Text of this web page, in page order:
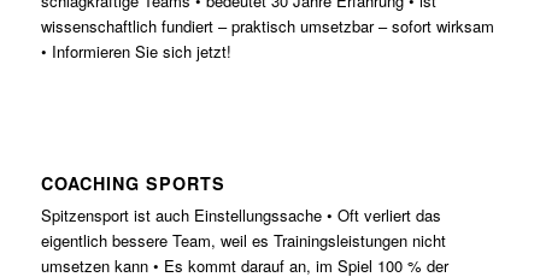
wissenschaftlich fundiert – praktisch umsetzbar – sofort wirksam
• Informieren Sie sich jetzt!
COACHING SPORTS
Spitzensport ist auch Einstellungssache • Oft verliert das
eigentlich bessere Team, weil es Trainingsleistungen nicht
umsetzen kann • Es kommt darauf an, im Spiel 100 % der